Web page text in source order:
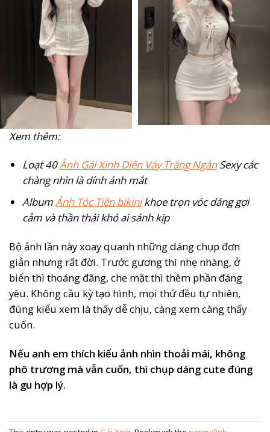
Xem thêm:
Loạt 40Ảnh Gái Xinh Diện Váy Trắng NgắnSexy các
chàng nhìn là dính ánh mắt
AlbumẢnh Tóc Tiên bikinikhoe trọn vóc dáng gợi
cảm và thần thái khó ai sánh kịp
Bộ ảnh lần này xoay quanh những dáng chụp đơn
giản nhưng rất đời. Trước gương thì nhẹ nhàng, ở
biển thì thoáng đãng, che mặt thì thêm phần đáng
yêu. Không cầu kỳ tạo hình, mọi thứ đều tự nhiên,
đúng kiểu xem là thấy dễ chịu, càng xem càng thấy
cuốn.
Nếu anh em thích kiểu ảnh nhìn thoải mái, không
phô trương mà vẫn cuốn, thì chụp dáng cute đúng
là gu hợp lý.